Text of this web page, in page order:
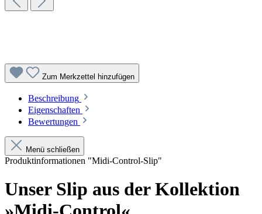
Zum Merkzettel hinzufügen
Beschreibung
Eigenschaften
Bewertungen
Menü schließen
Produktinformationen "Midi-Control-Slip"
Unser Slip aus der Kollektion